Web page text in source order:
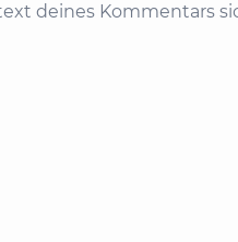
deines Kommentars